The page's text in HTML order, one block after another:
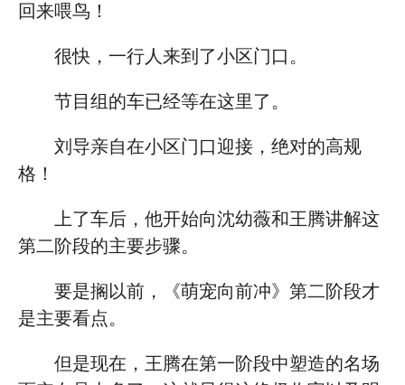
回来喂鸟！
很快，一行人来到了小区门口。
节目组的车已经等在这里了。
刘导亲自在小区门口迎接，绝对的高规
格！
上了车后，他开始向沈幼薇和王腾讲解这
第二阶段的主要步骤。
要是搁以前，《萌宠向前冲》第二阶段才
是主要看点。
但是现在，王腾在第一阶段中塑造的名场